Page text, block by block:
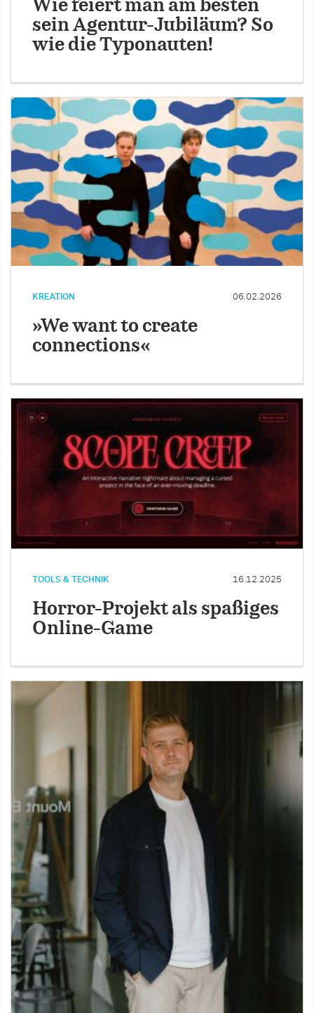
Wie feiert man am besten
sein Agentur-Jubiläum? So
wie die Typonauten!
KREATION 06.02.2026
»We want to create
connections«
TOOLS & TECHNIK 16.12.2025
Horror-Projekt als spaßiges
Online-Game